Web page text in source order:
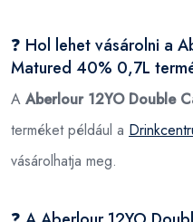
❓ Hol lehet vásárolni a
Matured 40% 0,7L
A Aberlour 12YO Double
terméket például a
vásárolhatja meg.